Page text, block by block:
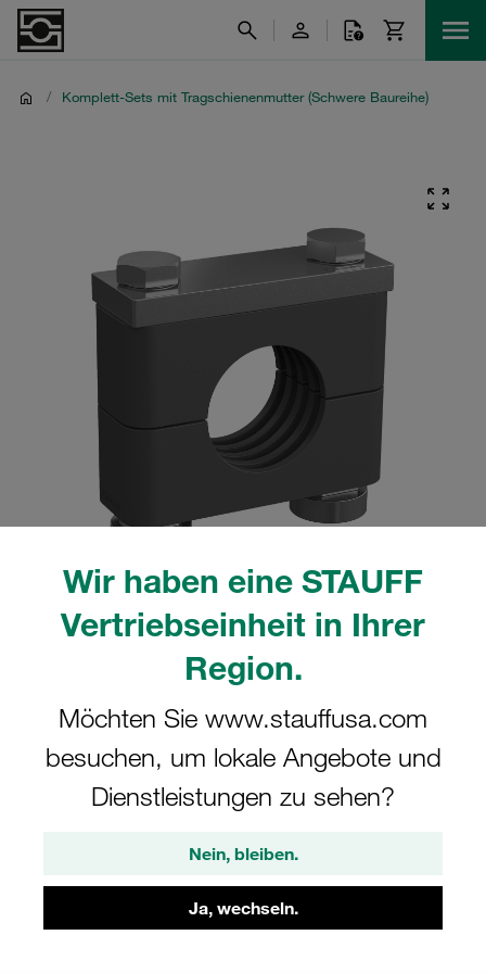
Wir haben eine STAUFF
Vertriebseinheit in Ihrer
Region.
Möchten Sie www.stauffusa.com
besuchen, um lokale Angebote und
Dienstleistungen zu sehen?
Nein, bleiben.
Ja, wechseln.
/ Komplett-Sets mit Tragschienenmutter (Schwere Baureihe)
Bitte beachten Sie: Das Bild dient nur zur Veranschaulichung und kann vom
Komplettschelle Schwere Baureihe Gr.
3S Ø16mm Polyamid W16
Tragschienenmutter Deckpl., AS-
Schraube gerippt, mit Vorspannung
STAUFF Materialnr. 1110028228